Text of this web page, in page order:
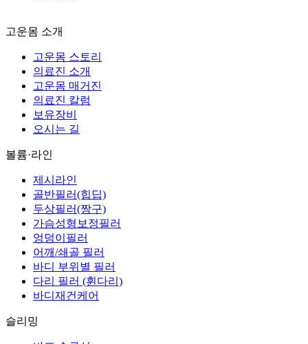
고운몸 소개
고운몸 스토리
의료진 소개
고운몸 매거진
의료진 칼럼
보유장비
오시는 길
볼륨·라인
제시라인
골반필러(힙딥)
두상필러(짱구)
가슴성형보정필러
엉덩이필러
어깨/쇄골 필러
바디 부위별 필러
다리 필러 (휜다리)
바디재건케어
슬리밍